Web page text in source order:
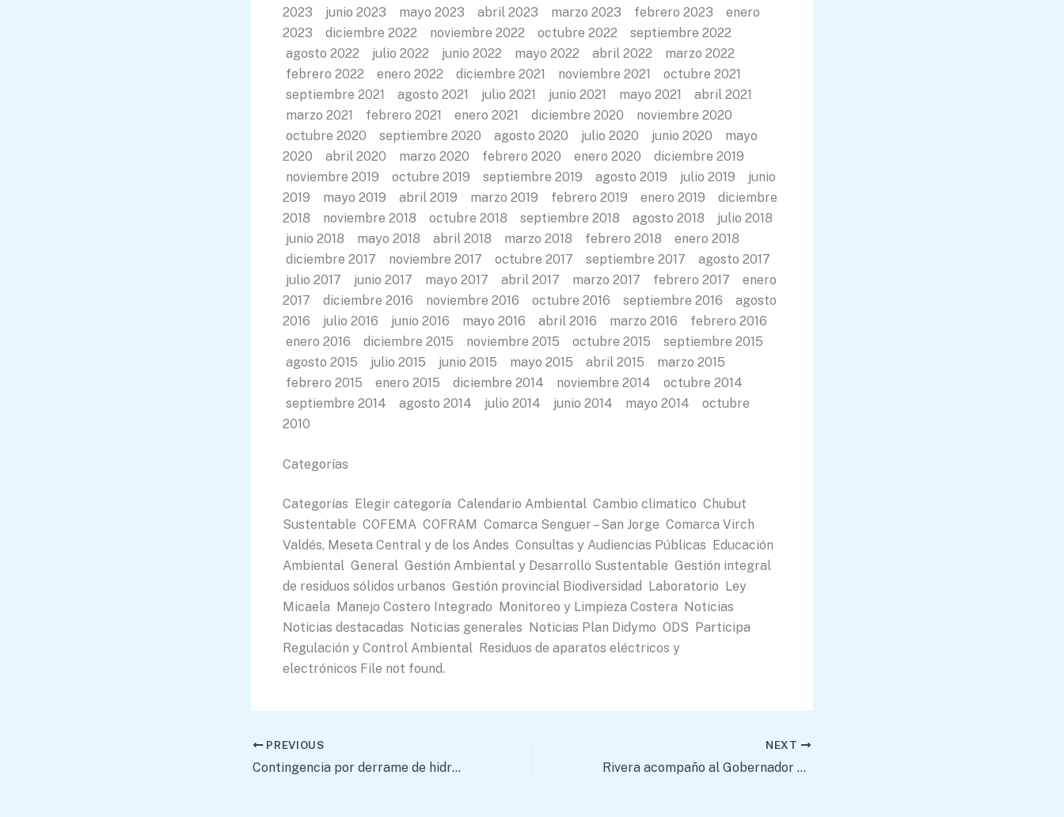
2023 junio 2023 mayo 2023 abril 2023 marzo 2023 febrero 2023 enero
2023 diciembre 2022 noviembre 2022 octubre 2022 septiembre 2022
agosto 2022 julio 2022 junio 2022 mayo 2022 abril 2022 marzo 2022
febrero 2022 enero 2022 diciembre 2021 noviembre 2021 octubre 2021
septiembre 2021 agosto 2021 julio 2021 junio 2021 mayo 2021 abril 2021
marzo 2021 febrero 2021 enero 2021 diciembre 2020 noviembre 2020
octubre 2020 septiembre 2020 agosto 2020 julio 2020 junio 2020 mayo
2020 abril 2020 marzo 2020 febrero 2020 enero 2020 diciembre 2019
noviembre 2019 octubre 2019 septiembre 2019 agosto 2019 julio 2019 junio
2019 mayo 2019 abril 2019 marzo 2019 febrero 2019 enero 2019 diciembre
2018 noviembre 2018 octubre 2018 septiembre 2018 agosto 2018 julio 2018
junio 2018 mayo 2018 abril 2018 marzo 2018 febrero 2018 enero 2018
diciembre 2017 noviembre 2017 octubre 2017 septiembre 2017 agosto 2017
julio 2017 junio 2017 mayo 2017 abril 2017 marzo 2017 febrero 2017 enero
2017 diciembre 2016 noviembre 2016 octubre 2016 septiembre 2016 agosto
2016 julio 2016 junio 2016 mayo 2016 abril 2016 marzo 2016 febrero 2016
enero 2016 diciembre 2015 noviembre 2015 octubre 2015 septiembre 2015
agosto 2015 julio 2015 junio 2015 mayo 2015 abril 2015 marzo 2015
febrero 2015 enero 2015 diciembre 2014 noviembre 2014 octubre 2014
septiembre 2014 agosto 2014 julio 2014 junio 2014 mayo 2014 octubre
2010
Categorías
Categorías Elegir categoría Calendario Ambiental Cambio climatico Chubut
Sustentable COFEMA COFRAM Comarca Senguer – San Jorge Comarca Virch
Valdés, Meseta Central y de los Andes Consultas y Audiencias Públicas Educación
Ambiental General Gestión Ambiental y Desarrollo Sustentable Gestión integral
de residuos sólidos urbanos Gestión provincial Biodiversidad Laboratorio Ley
Micaela Manejo Costero Integrado Monitoreo y Limpieza Costera Noticias
Noticias destacadas Noticias generales Noticias Plan Didymo ODS Participa
Regulación y Control Ambiental Residuos de aparatos eléctricos y
electrónicos File not found.
PREVIOUS
Contingencia por derrame de hidrocarburos: Ambiente solicito a petrolera el reemplazo del ducto para evitar nuevos incidentes
NEXT
Rivera acompaño al Gobernador Torres en su encuentro con operadoras petroleras